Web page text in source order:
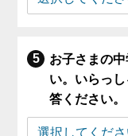
お子さまの
い。いらっ
答ください。